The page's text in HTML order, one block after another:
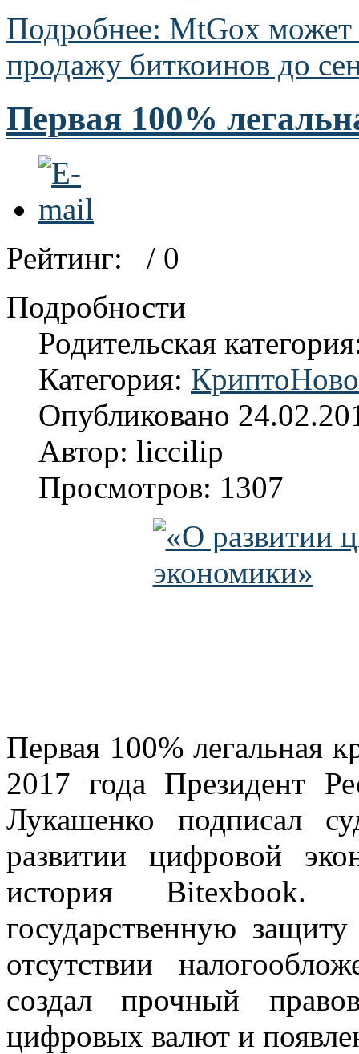
Подробнее: MtGox может
продажу биткоинов до
Первая 100%
Рейтинг:
/ 0
Подробности
Родительская
Категория:
Опубликовано
Автор: liccilip
Просмотров: 1307
Первая 100% легальная
2017 года Президент
Лукашенко подписал
развитии цифровой
история Bitexbook.
государственную
отсутствии
создал прочный
цифровых валют и